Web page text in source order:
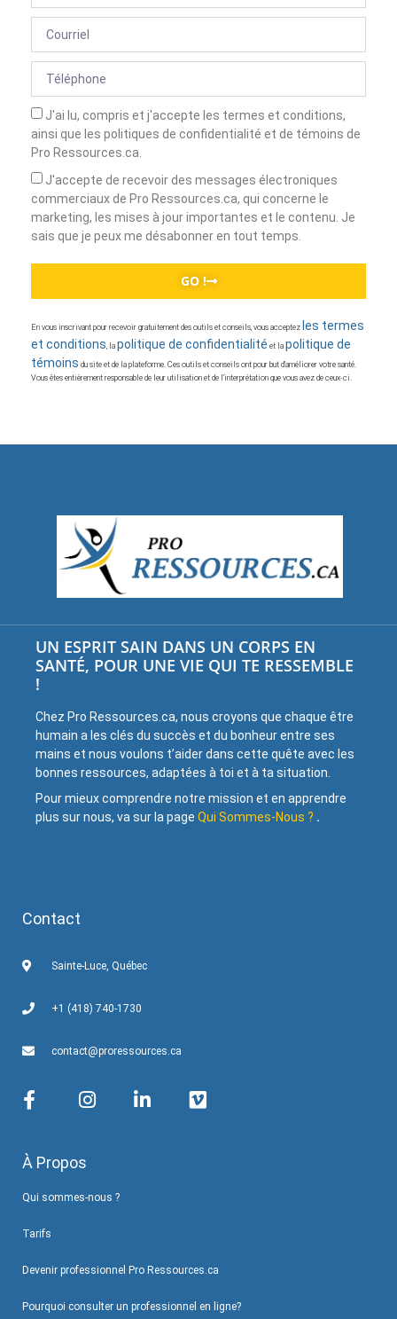
J'ai lu, compris et j'accepte les termes et conditions,
ainsi que les politiques de confidentialité et de témoins de
Pro Ressources.ca.
J'accepte de recevoir des messages électroniques
commerciaux de Pro Ressources.ca, qui concerne le
marketing, les mises à jour importantes et le contenu. Je
sais que je peux me désabonner en tout temps.
GO !
En vous inscrivant pour recevoir gratuitement des outils et conseils, vous acceptez les termes
et conditions, la politique de confidentialité et la politique de
témoins du site et de la plateforme. Ces outils et conseils ont pour but d’améliorer votre santé.
Vous êtes entièrement responsable de leur utilisation et de l’interprétation que vous avez de ceux-ci.
UN ESPRIT SAIN DANS UN CORPS EN
SANTÉ, POUR UNE VIE QUI TE RESSEMBLE
!
Chez Pro Ressources.ca, nous croyons que chaque être
humain a les clés du succès et du bonheur entre ses
mains et nous voulons t’aider dans cette quête avec les
bonnes ressources, adaptées à toi et à ta situation.
Pour mieux comprendre notre mission et en apprendre
plus sur nous, va sur la page Qui Sommes-Nous ? .
Contact
Sainte-Luce, Québec
+1 (418) 740-1730
contact@proressources.ca
À Propos
Qui sommes-nous ?
Tarifs
Devenir professionnel Pro Ressources.ca
Pourquoi consulter un professionnel en ligne?